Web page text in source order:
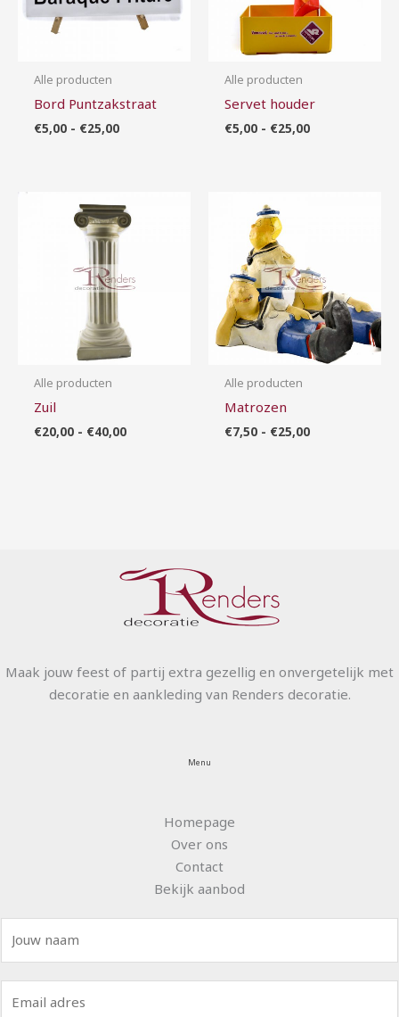
Alle producten
Bord Puntzakstraat
€5,00 - €25,00
Alle producten
Servet houder
€5,00 - €25,00
Alle producten
Zuil
€20,00 - €40,00
€20,00
tot
Alle producten
Matrozen
€7,50 - €25,00
Maak jouw feest of partij extra gezellig en onvergetelijk met
decoratie en aankleding van Renders decoratie.
Menu
Homepage
Over ons
Contact
Bekijk aanbod